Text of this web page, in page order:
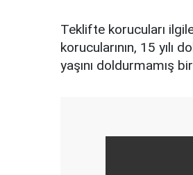
Teklifte korucuları
korucularının, 15 yılı
yaşını doldurmamış